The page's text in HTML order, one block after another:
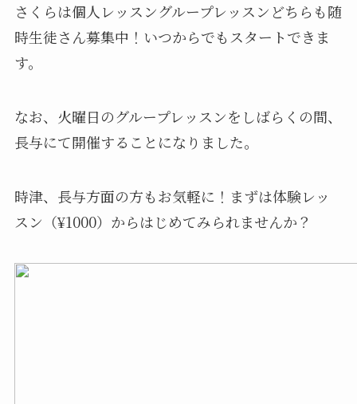
さくらは個人レッスングループレッスンどちらも随
時生徒さん募集中！いつからでもスタートできま
す。
なお、火曜日のグループレッスンをしばらくの間、
長与にて開催することになりました。
時津、長与方面の方もお気軽に！まずは体験レッ
スン（¥1000）からはじめてみられませんか？